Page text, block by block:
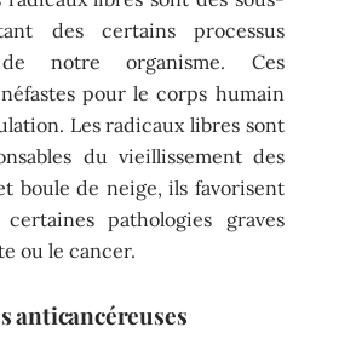
des certains processus
de notre organisme. Ces
pour le corps humain
Les radicaux libres sont
du vieillissement des
boule de neige, ils favorisent
pathologies graves
ou le cancer.
anticancéreuses